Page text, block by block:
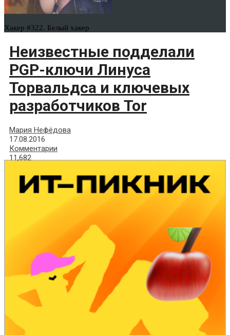
Хакер #322. Белый хакер
Неизвестные подделали
PGP-ключи Линуса
Торвальдса и ключевых
разработчиков Tor
Мария Нефёдова
17.08.2016
Комментарии
11,682